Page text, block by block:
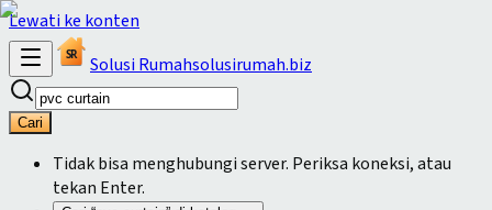
Lewati ke konten
SR Solusi Rumahsolusirumah.biz
Cari
Tidak bisa menghubungi server. Periksa koneksi, atau
tekan Enter.